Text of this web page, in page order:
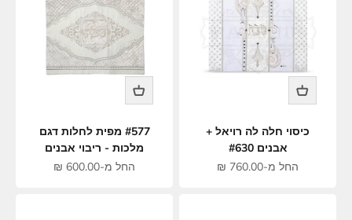
כיסוי חלה לה רויאל +
אבנים #630
מחיר מבצע
החל מ-760.00 ₪
#577 מפית לחלות דגם
מלכות - ריבוי אבנים
מחיר מבצע
החל מ-600.00 ₪